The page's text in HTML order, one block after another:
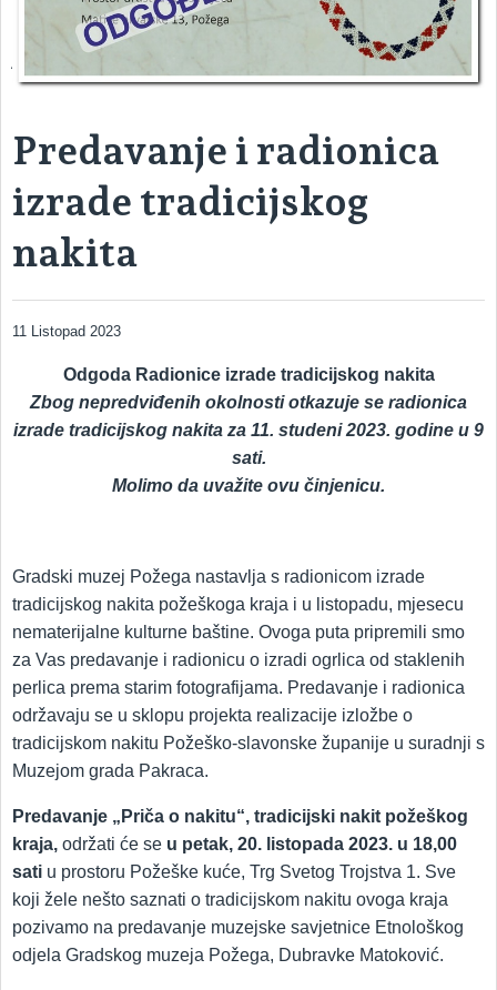
ARHEOLOŠKI ODJEL – odjel s kojim započinje povijest muzeja
Predavanje i radionica
izrade tradicijskog
nakita
11 Listopad 2023
Odgoda Radionice izrade tradicijskog nakita
Zbog nepredviđenih okolnosti otkazuje se radionica
izrade tradicijskog nakita za 11. studeni 2023. godine u 9
sati.
Molimo da uvažite ovu činjenicu.
Gradski muzej Požega nastavlja s radionicom izrade
tradicijskog nakita požeškoga kraja i u listopadu, mjesecu
nematerijalne kulturne baštine. Ovoga puta pripremili smo
za Vas predavanje i radionicu o izradi ogrlica od staklenih
perlica prema starim fotografijama. Predavanje i radionica
održavaju se u sklopu projekta realizacije izložbe o
tradicijskom nakitu Požeško-slavonske županije u suradnji s
Muzejom grada Pakraca.
Predavanje „Priča o nakitu“, tradicijski nakit požeškog
kraja, održati će se u petak, 20. listopada 2023. u 18,00
sati u prostoru Požeške kuće, Trg Svetog Trojstva 1. Sve
koji žele nešto saznati o tradicijskom nakitu ovoga kraja
pozivamo na predavanje muzejske savjetnice Etnološkog
odjela Gradskog muzeja Požega, Dubravke Matoković.